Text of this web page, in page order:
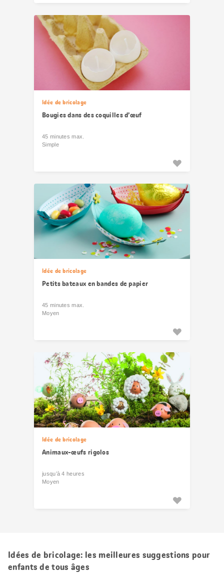
Idée de bricolage
Bougies dans des coquilles d’œuf
45 minutes max.
Simple
Idée de bricolage
Petits bateaux en bandes de papier
45 minutes max.
Moyen
Idée de bricolage
Animaux-œufs rigolos
jusqu’à 4 heures
Moyen
Idées de bricolage: les meilleures suggestions pour
enfants de tous âges